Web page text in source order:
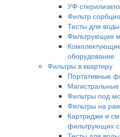
УФ
Фильтр
Тесты для воды
Фильтрующие
оборудование
Фильтры в квартиру
Портативные
Фильтры под
Фильтры на
Картриджи и
фильтрующих